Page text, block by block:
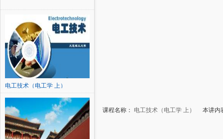
电工技术（电工学 上）
课程名称： 电工技术（电工学 上） 本讲内